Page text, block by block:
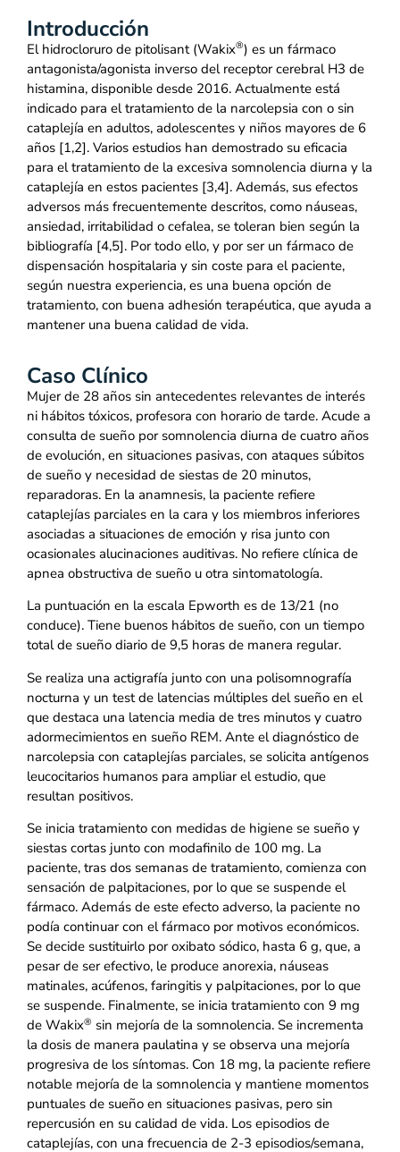
Introducción
El hidrocloruro de pitolisant (Wakix®) es un fármaco
antagonista/agonista inverso del receptor cerebral H3 de
histamina, disponible desde 2016. Actualmente está
indicado para el tratamiento de la narcolepsia con o sin
cataplejía en adultos, adolescentes y niños mayores de 6
años [1,2]. Varios estudios han demostrado su eficacia
para el tratamiento de la excesiva somnolencia diurna y la
cataplejía en estos pacientes [3,4]. Además, sus efectos
adversos más frecuentemente descritos, como náuseas,
ansiedad, irritabilidad o cefalea, se toleran bien según la
bibliografía [4,5]. Por todo ello, y por ser un fármaco de
dispensación hospitalaria y sin coste para el paciente,
según nuestra experiencia, es una buena opción de
tratamiento, con buena adhesión terapéutica, que ayuda a
mantener una buena calidad de vida.
Caso Clínico
Mujer de 28 años sin antecedentes relevantes de interés
ni hábitos tóxicos, profesora con horario de tarde. Acude a
consulta de sueño por somnolencia diurna de cuatro años
de evolución, en situaciones pasivas, con ataques súbitos
de sueño y necesidad de siestas de 20 minutos,
reparadoras. En la anamnesis, la paciente refiere
cataplejías parciales en la cara y los miembros inferiores
asociadas a situaciones de emoción y risa junto con
ocasionales alucinaciones auditivas. No refiere clínica de
apnea obstructiva de sueño u otra sintomatología.
La puntuación en la escala Epworth es de 13/21 (no
conduce). Tiene buenos hábitos de sueño, con un tiempo
total de sueño diario de 9,5 horas de manera regular.
Se realiza una actigrafía junto con una polisomnografía
nocturna y un test de latencias múltiples del sueño en el
que destaca una latencia media de tres minutos y cuatro
adormecimientos en sueño REM. Ante el diagnóstico de
narcolepsia con cataplejías parciales, se solicita antígenos
leucocitarios humanos para ampliar el estudio, que
resultan positivos.
Se inicia tratamiento con medidas de higiene se sueño y
siestas cortas junto con modafinilo de 100 mg. La
paciente, tras dos semanas de tratamiento, comienza con
sensación de palpitaciones, por lo que se suspende el
fármaco. Además de este efecto adverso, la paciente no
podía continuar con el fármaco por motivos económicos.
Se decide sustituirlo por oxibato sódico, hasta 6 g, que, a
pesar de ser efectivo, le produce anorexia, náuseas
matinales, acúfenos, faringitis y palpitaciones, por lo que
se suspende. Finalmente, se inicia tratamiento con 9 mg
de Wakix® sin mejoría de la somnolencia. Se incrementa
la dosis de manera paulatina y se observa una mejoría
progresiva de los síntomas. Con 18 mg, la paciente refiere
notable mejoría de la somnolencia y mantiene momentos
puntuales de sueño en situaciones pasivas, pero sin
repercusión en su calidad de vida. Los episodios de
cataplejías, con una frecuencia de 2-3 episodios/semana,